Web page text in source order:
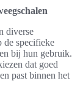
diverse
de specifieke
bij hun gebruik.
dat goed
past binnen het